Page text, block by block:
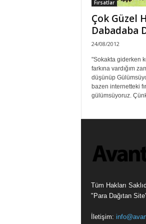
Fırsatlar
Çok Güzel
Dabadaba
24/08/2012
"Sokakta giderken
farkına vardığım
düşünüp
bazen internetteki
gülümsüyoruz.
Tüm Hakları
"Para Dağıtan
İletişim: